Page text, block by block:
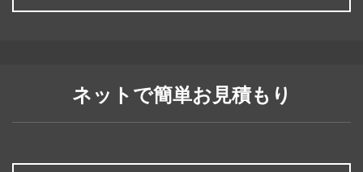
ネットで簡単お見積もり